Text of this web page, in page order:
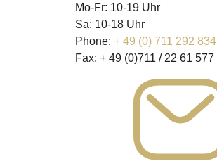
Mo-Fr: 10-19 Uhr
Sa: 10-18 Uhr
Phone: + 49 (0) 711 292 834
Fax: + 49 (0)711 / 22 61 577